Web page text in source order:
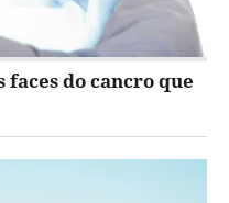
faces do cancro que